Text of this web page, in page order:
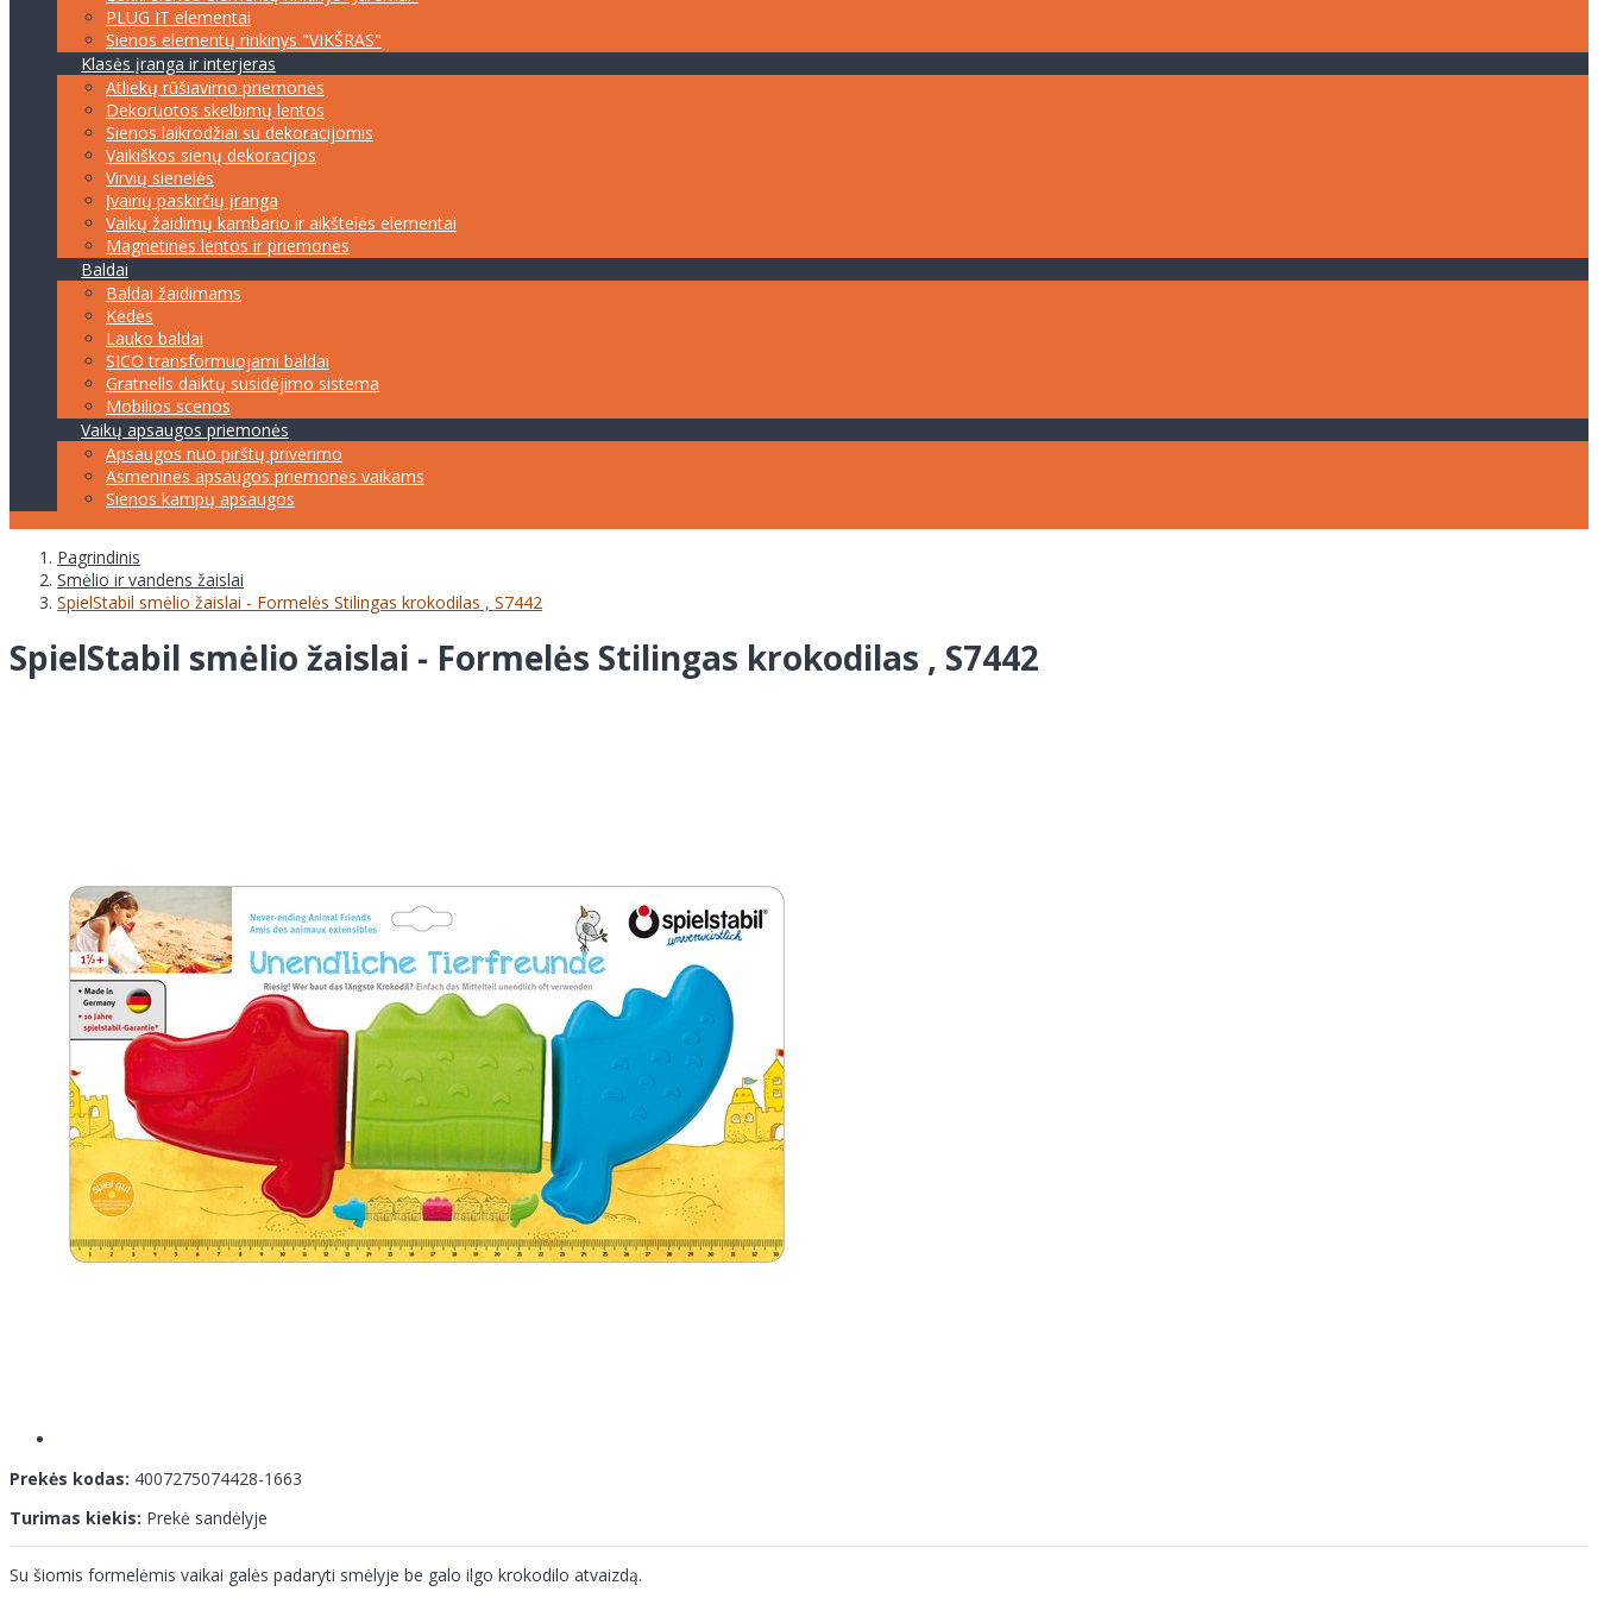
PLUG IT elementai
Sienos elementų rinkinys "VIKŠRAS"
Klasės įranga ir interjeras
Atliekų rūšiavimo priemonės
Dekoruotos skelbimų lentos
Sienos laikrodžiai su dekoracijomis
Vaikiškos sienų dekoracijos
Virvių sienelės
Įvairių paskirčių įranga
Vaikų žaidimų kambario ir aikštelės elementai
Magnetinės lentos ir priemonės
Baldai
Baldai žaidimams
Kėdės
Lauko baldai
SICO transformuojami baldai
Gratnells daiktų susidėjimo sistema
Mobilios scenos
Vaikų apsaugos priemonės
Apsaugos nuo pirštų privėrimo
Asmeninės apsaugos priemonės vaikams
Sienos kampų apsaugos
Pagrindinis
Smėlio ir vandens žaislai
SpielStabil smėlio žaislai - Formelės Stilingas krokodilas , S7442
SpielStabil smėlio žaislai - Formelės Stilingas krokodilas , S7442
Prekės kodas: 4007275074428-1663
Turimas kiekis: Prekė sandėlyje
Su šiomis formelėmis vaikai galės padaryti smėlyje be galo ilgo krokodilo atvaizdą.